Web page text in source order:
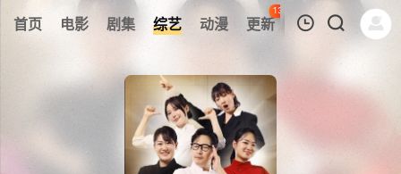
首页 电影 剧集 综艺 动漫 更新
136
热榜 APP
我的观影记录